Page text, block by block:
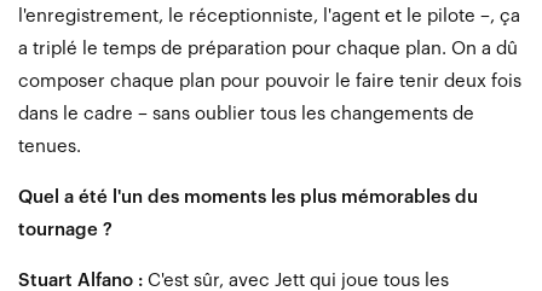
l'enregistrement, le réceptionniste, l'agent et le pilote –, ça
a triplé le temps de préparation pour chaque plan. On a dû
composer chaque plan pour pouvoir le faire tenir deux fois
dans le cadre – sans oublier tous les changements de
tenues.
Quel a été l'un des moments les plus mémorables du
tournage ?
Stuart Alfano : C'est sûr, avec Jett qui joue tous les